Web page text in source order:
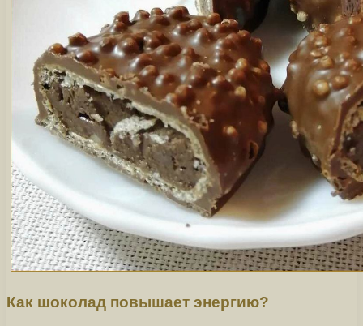
Как шоколад повышает энергию?